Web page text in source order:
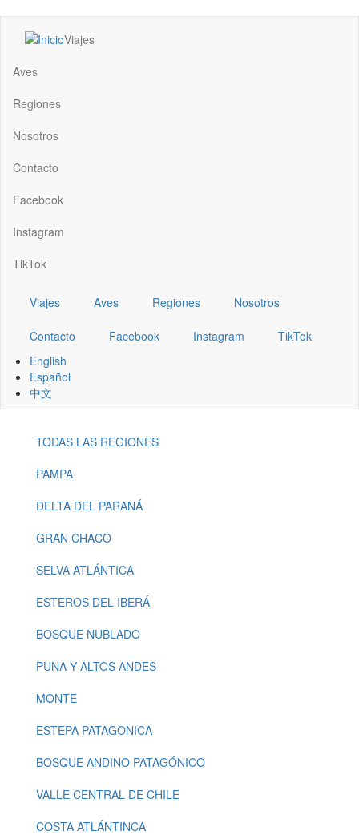
principal
Main
navigation
Viajes
Aves
Regiones
Nosotros
Contacto
Facebook
Instagram
TikTok
Viajes Aves Regiones Nosotros
Contacto Facebook Instagram
TikTok
English
Español
中文
Menu
Regions
TODAS LAS REGIONES
PAMPA
DELTA DEL PARANÁ
GRAN CHACO
SELVA ATLÁNTICA
ESTEROS DEL IBERÁ
BOSQUE NUBLADO
PUNA Y ALTOS ANDES
MONTE
ESTEPA PATAGONICA
BOSQUE ANDINO PATAGÓNICO
VALLE CENTRAL DE CHILE
COSTA ATLÁNTINCA